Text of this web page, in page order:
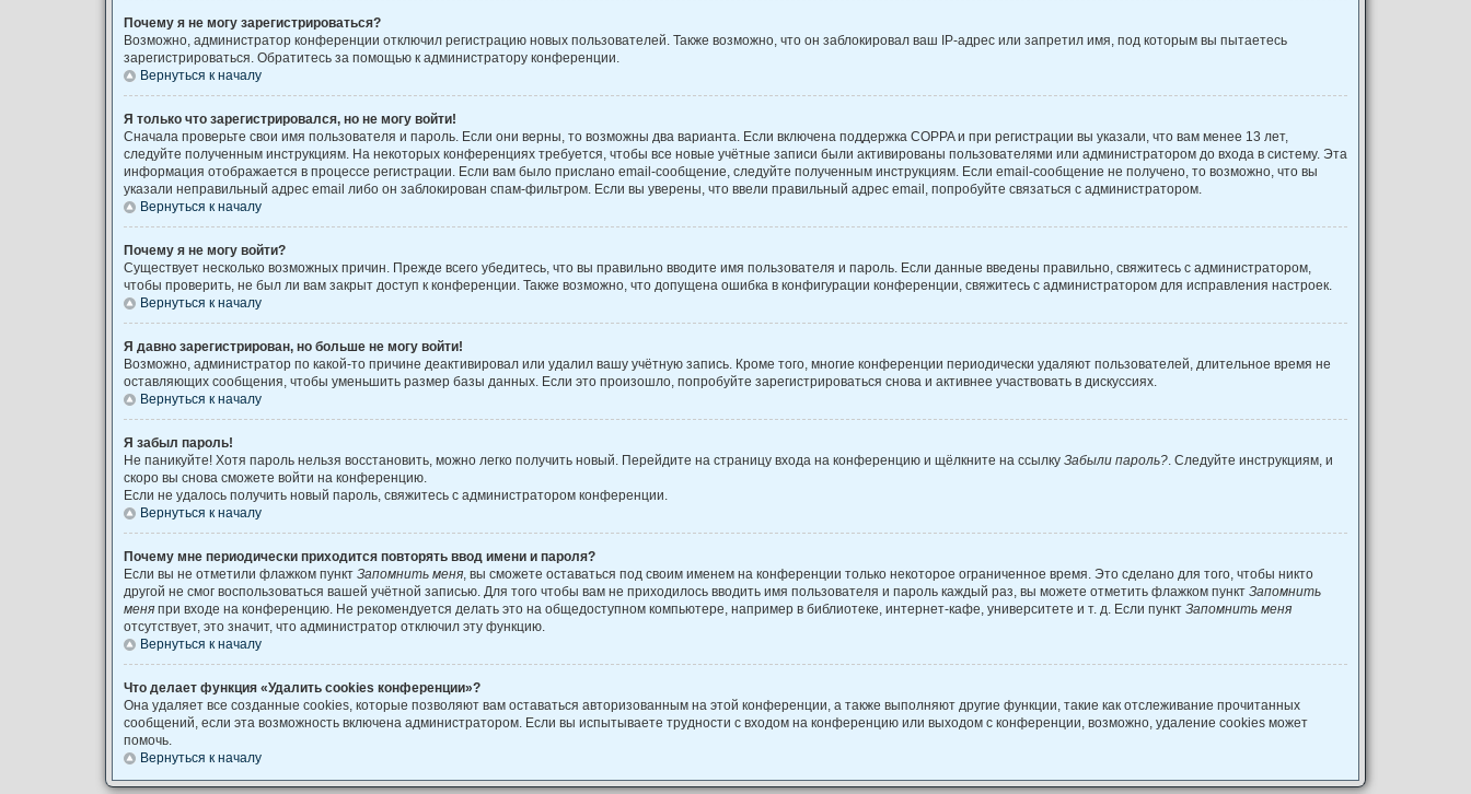
Почему я не могу зарегистрироваться?
Возможно, администратор конференции отключил регистрацию новых пользователей. Также возможно, что он заблокировал ваш IP-адрес или запретил имя, под которым вы пытаетесь
зарегистрироваться. Обратитесь за помощью к администратору конференции.
Вернуться к началу
Я только что зарегистрировался, но не могу войти!
Сначала проверьте свои имя пользователя и пароль. Если они верны, то возможны два варианта. Если включена поддержка COPPA и при регистрации вы указали, что вам менее 13 лет,
следуйте полученным инструкциям. На некоторых конференциях требуется, чтобы все новые учётные записи были активированы пользователями или администратором до входа в систему. Эта
информация отображается в процессе регистрации. Если вам было прислано email-сообщение, следуйте полученным инструкциям. Если email-сообщение не получено, то возможно, что вы
указали неправильный адрес email либо он заблокирован спам-фильтром. Если вы уверены, что ввели правильный адрес email, попробуйте связаться с администратором.
Вернуться к началу
Почему я не могу войти?
Существует несколько возможных причин. Прежде всего убедитесь, что вы правильно вводите имя пользователя и пароль. Если данные введены правильно, свяжитесь с администратором,
чтобы проверить, не был ли вам закрыт доступ к конференции. Также возможно, что допущена ошибка в конфигурации конференции, свяжитесь с администратором для исправления настроек.
Вернуться к началу
Я давно зарегистрирован, но больше не могу войти!
Возможно, администратор по какой-то причине деактивировал или удалил вашу учётную запись. Кроме того, многие конференции периодически удаляют пользователей, длительное время не
оставляющих сообщения, чтобы уменьшить размер базы данных. Если это произошло, попробуйте зарегистрироваться снова и активнее участвовать в дискуссиях.
Вернуться к началу
Я забыл пароль!
Не паникуйте! Хотя пароль нельзя восстановить, можно легко получить новый. Перейдите на страницу входа на конференцию и щёлкните на ссылку Забыли пароль?. Следуйте инструкциям, и
скоро вы снова сможете войти на конференцию.
Если не удалось получить новый пароль, свяжитесь с администратором конференции.
Вернуться к началу
Почему мне периодически приходится повторять ввод имени и пароля?
Если вы не отметили флажком пункт Запомнить меня, вы сможете оставаться под своим именем на конференции только некоторое ограниченное время. Это сделано для того, чтобы никто
другой не смог воспользоваться вашей учётной записью. Для того чтобы вам не приходилось вводить имя пользователя и пароль каждый раз, вы можете отметить флажком пункт Запомнить
меня при входе на конференцию. Не рекомендуется делать это на общедоступном компьютере, например в библиотеке, интернет-кафе, университете и т. д. Если пункт Запомнить меня
отсутствует, это значит, что администратор отключил эту функцию.
Вернуться к началу
Что делает функция «Удалить cookies конференции»?
Она удаляет все созданные cookies, которые позволяют вам оставаться авторизованным на этой конференции, а также выполняют другие функции, такие как отслеживание прочитанных
сообщений, если эта возможность включена администратором. Если вы испытываете трудности с входом на конференцию или выходом с конференции, возможно, удаление cookies может
помочь.
Вернуться к началу